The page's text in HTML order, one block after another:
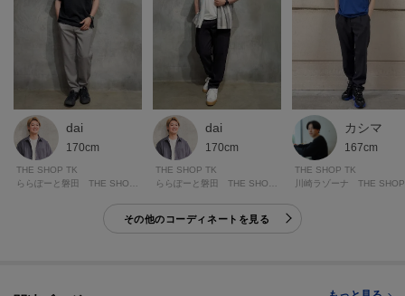
※照明の関係により、実際よりも色味が違って見える場合があります。ま
た、パソコン・スマートフォンなどの環境により、若干製品と画像のカラー
が異なる場合もございます。
【加工サービス（裾上げ加工）のご案内】有料
この商品は加工サービス(裾上げ加工)対応商品です。
在庫がある商品につきましては通常2週間前後でお届けいたします。
ご希望の場合は、製品寸法（股下の長さ）をご確認いただき、ショッピング
カート画面にて加工サービスを選択し、股下の長さを入力して下さい。
また、加工可能な股下の長さについては下記ご確認をお願いいたします。裾
出しの対応は行っておりませんので、製品寸法より長くすることはできませ
dai
170cm
THE SHOP TK
dai
170cm
THE SHOP TK
カシマ
167cm
THE SHOP TK
川崎ラゾーナ THE
その他のコーディネートを見る